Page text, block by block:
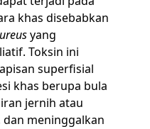
khas disebabkan
yang
Toksin ini
superfisial
khas berupa bula
jernih atau
meninggalkan